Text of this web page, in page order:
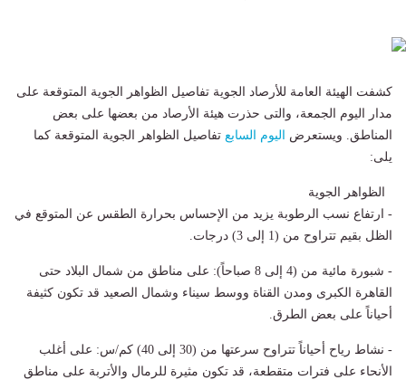
كشفت الهيئة العامة للأرصاد الجوية تفاصيل الظواهر الجوية المتوقعة على
مدار اليوم الجمعة، والتى حذرت هيئة الأرصاد من بعضها على بعض
المناطق. ويستعرض
اليوم السابع تفاصيل الظواهر الجوية المتوقعة كما
يلى:
الظواهر الجوية
- ​ارتفاع نسب الرطوبة يزيد من الإحساس بحرارة الطقس عن المتوقع في
الظل بقيم تتراوح من (1 إلى 3) درجات.
​- شبورة مائية من (4 إلى 8 صباحاً): على مناطق من شمال البلاد حتى
القاهرة الكبرى ومدن القناة ووسط سيناء وشمال الصعيد قد تكون كثيفة
أحياناً على بعض الطرق.
- ​نشاط رياح أحياناً تتراوح سرعتها من (30 إلى 40) كم/س: ​على أغلب
الأنحاء على فترات متقطعة، ​قد تكون مثيرة للرمال والأتربة على مناطق